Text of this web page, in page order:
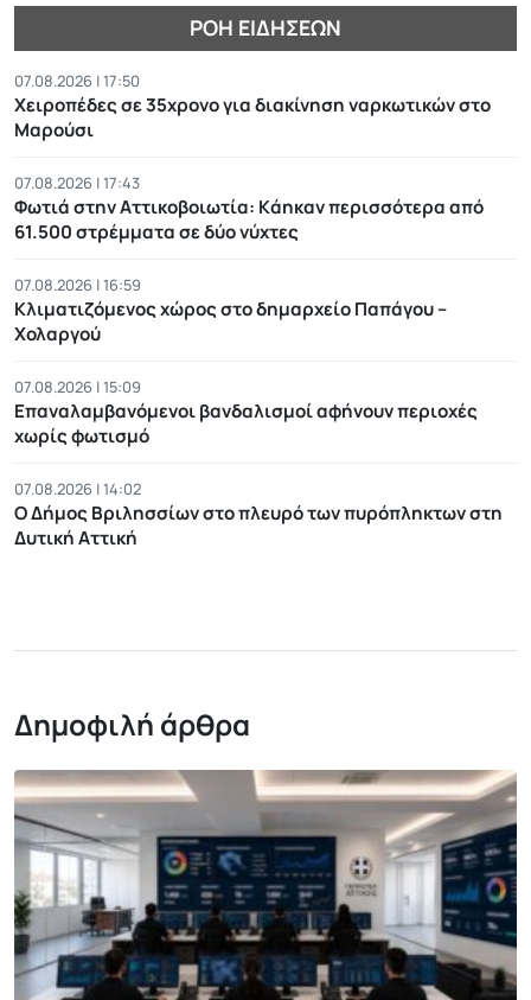
ΡΟΉ ΕΙΔΉΣΕΩΝ
07.08.2026 | 17:50
Χειροπέδες σε 35χρονο για διακίνηση ναρκωτικών στο
Μαρούσι
07.08.2026 | 17:43
Φωτιά στην Αττικοβοιωτία: Kάηκαν περισσότερα από
61.500 στρέμματα σε δύο νύχτες
07.08.2026 | 16:59
Κλιματιζόμενος χώρος στο δημαρχείο Παπάγου –
Χολαργού
07.08.2026 | 15:09
Επαναλαμβανόμενοι βανδαλισμοί αφήνουν περιοχές
χωρίς φωτισμό
07.08.2026 | 14:02
Ο Δήμος Βριλησσίων στο πλευρό των πυρόπληκτων στη
Δυτική Αττική
Δημοφιλή άρθρα